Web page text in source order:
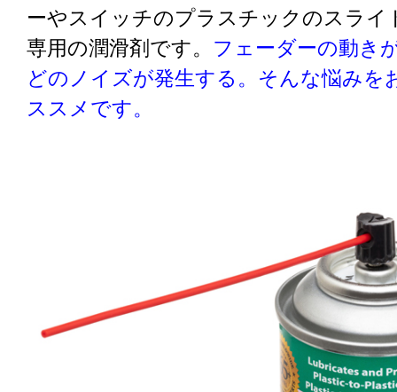
ーやスイッチのプラスチックのスライ
専用の潤滑剤です。 フェーダーの動き
どのノイズが発生する。そんな悩みを
ススメです。